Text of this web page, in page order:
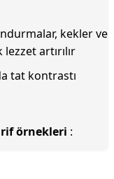
kekler ve
artırılır
tat kontrastı
örnekleri :